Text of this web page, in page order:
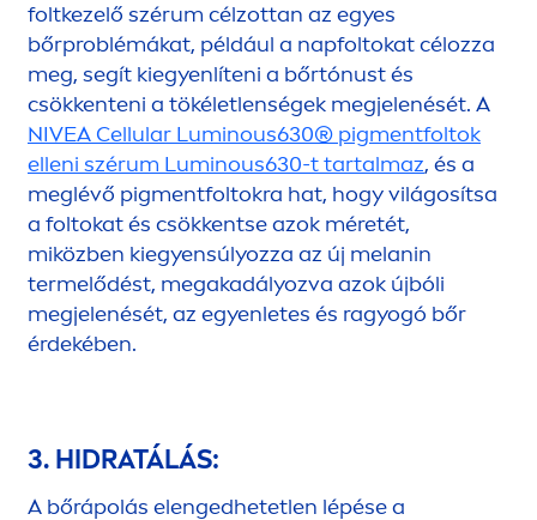
foltkezelő szérum célzottan az egyes
bőrproblémákat, például a napfoltokat célozza
meg, segít kiegyenlíteni a bőrtónust és
csökkenteni a tökéletlenségek megjelenését. A
NIVEA Cellular Luminous630® pigmentfoltok
elleni szérum Luminous630-t tartalmaz, és a
meglévő pigmentfoltokra hat, hogy világosítsa
a foltokat és csökkentse azok méretét,
miközben kiegyensúlyozza az új melanin
termelődést, megakadályozva azok újbóli
megjelenését, az egyenletes és ragyogó bőr
érdekében.
3. HIDRATÁLÁS:
A bőrápolás elengedhetetlen lépése a